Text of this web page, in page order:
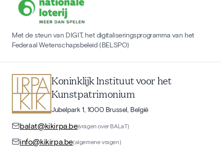
Met de steun van DIGIT, het digitaliseringsprogramma van het
Federaal Wetenschapsbeleid (BELSPO)
Koninklijk Instituut voor het
Kunstpatrimonium
Jubelpark 1, 1000 Brussel, België
balat@kikirpa.be(vragen over BALaT)
info@kikirpa.be(algemene vragen)